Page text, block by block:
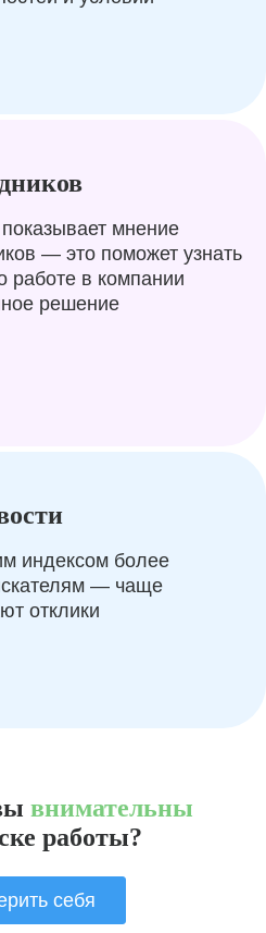
мнение
— это поможет узнать
работе в компании
решение
индексом более
— чаще
отклики
внимательны
работы?
себя